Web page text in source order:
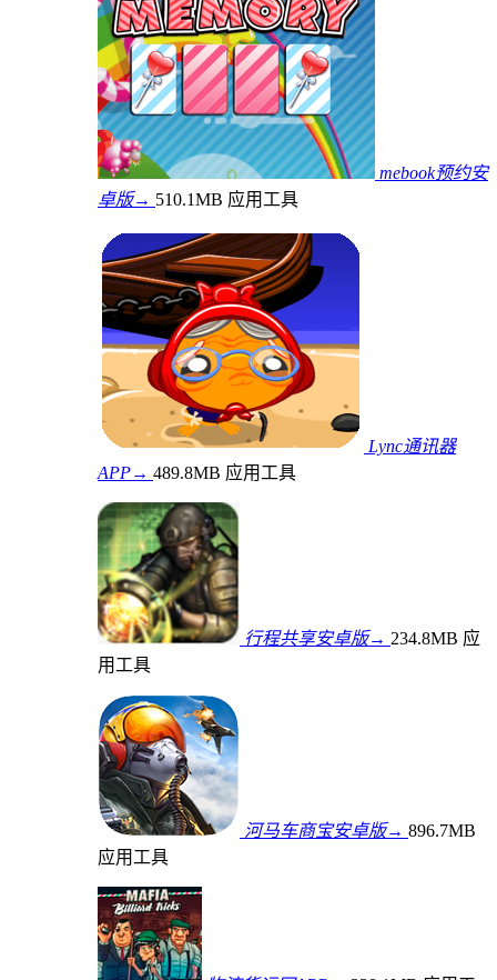
mebook预约安
卓版→ 510.1MB 应用工具
Lync通讯器
APP→ 489.8MB 应用工具
行程共享安卓版→ 234.8MB 应
用工具
河马车商宝安卓版→ 896.7MB
应用工具